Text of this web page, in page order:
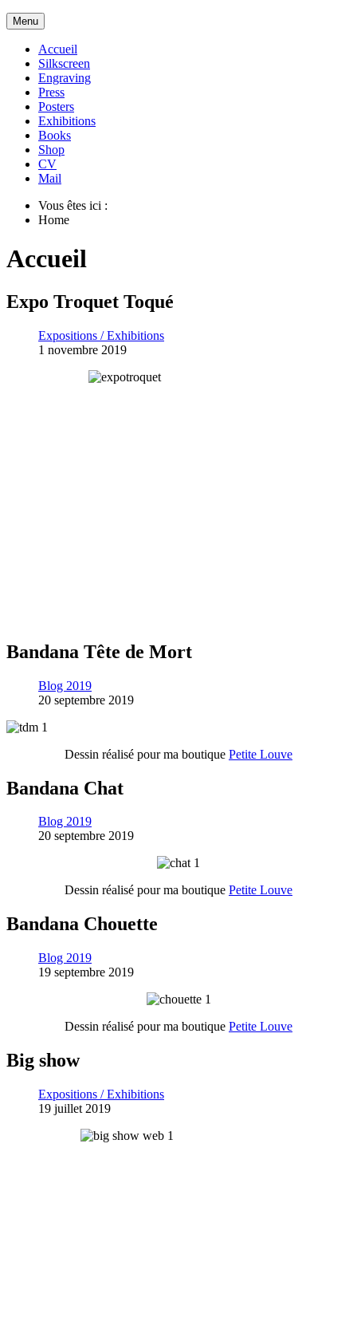
Menu
Accueil
Silkscreen
Engraving
Press
Posters
Exhibitions
Books
Shop
CV
Mail
Vous êtes ici :
Home
Accueil
Expo Troquet Toqué
Expositions / Exhibitions
1 novembre 2019
Bandana Tête de Mort
Blog 2019
20 septembre 2019
Dessin réalisé pour ma boutique Petite Louve
Bandana Chat
Blog 2019
20 septembre 2019
Dessin réalisé pour ma boutique Petite Louve
Bandana Chouette
Blog 2019
19 septembre 2019
Dessin réalisé pour ma boutique Petite Louve
Big show
Expositions / Exhibitions
19 juillet 2019